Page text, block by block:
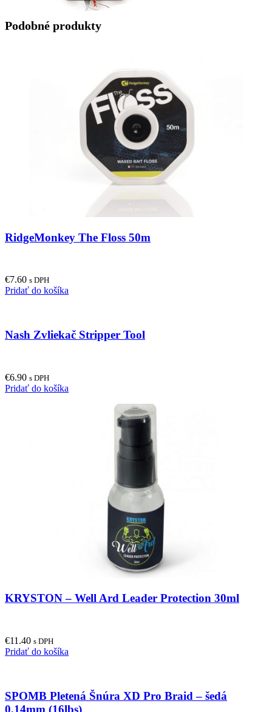
Podobné produkty
RidgeMonkey The Floss 50m
€7.60 s DPH
Pridať do košíka
Nash Zvliekač Stripper Tool
€6.90 s DPH
Pridať do košíka
KRYSTON – Well Ard Leader Protection 30ml
€11.40 s DPH
Pridať do košíka
SPOMB Pletená Šnúra XD Pro Braid – šedá
0.14mm (16lbs)